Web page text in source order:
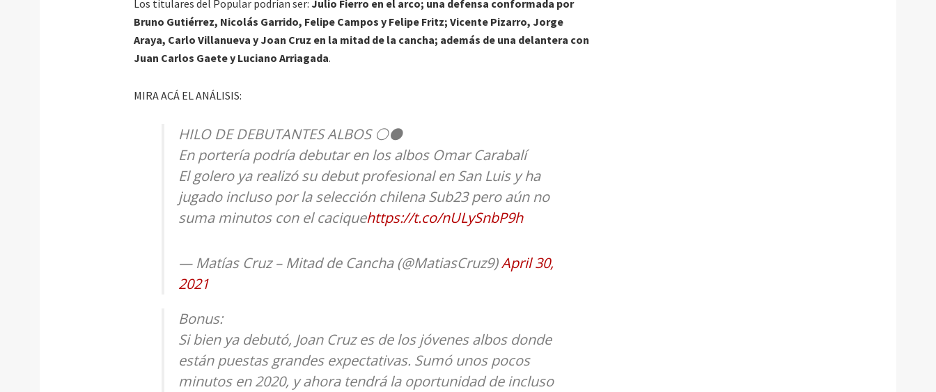
Los titulares del Popular podrían ser: Julio Fierro en el arco; una defensa conformada por
Bruno Gutiérrez, Nicolás Garrido, Felipe Campos y Felipe Fritz; Vicente Pizarro, Jorge
Araya, Carlo Villanueva y Joan Cruz en la mitad de la cancha; además de una delantera con
Juan Carlos Gaete y Luciano Arriagada.
MIRA ACÁ EL ANÁLISIS:
HILO DE DEBUTANTES ALBOS ⚪️⚫️
En portería podría debutar en los albos Omar Carabalí
El golero ya realizó su debut profesional en San Luis y ha
jugado incluso por la selección chilena Sub23 pero aún no
suma minutos con el caciquehttps://t.co/nULySnbP9h
— Matías Cruz – Mitad de Cancha (@MatiasCruz9)April 30,
2021
Bonus:
Si bien ya debutó, Joan Cruz es de los jóvenes albos donde
están puestas grandes expectativas. Sumó unos pocos
minutos en 2020, y ahora tendrá la oportunidad de incluso